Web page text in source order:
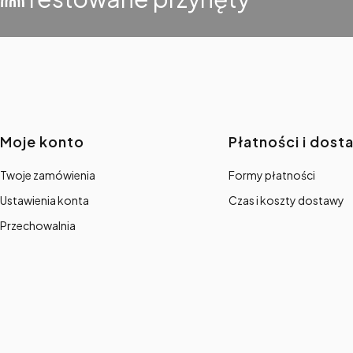
Linki w stopce
Moje konto
Twoje zamówienia
Ustawienia konta
Przechowalnia
Płatności i
Formy płatności
Czas i koszty dostawy